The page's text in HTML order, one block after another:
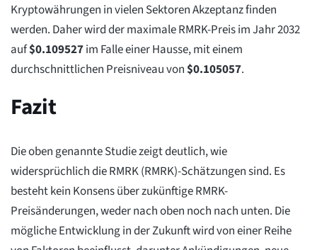
Kryptowährungen in vielen Sektoren Akzeptanz finden
werden. Daher wird der maximale RMRK-Preis im Jahr 2032
auf$0.109527im Falle einer Hausse, mit einem
durchschnittlichen Preisniveau von$0.105057.
Fazit
Die oben genannte Studie zeigt deutlich, wie
widersprüchlich die RMRK (RMRK)-Schätzungen sind. Es
besteht kein Konsens über zukünftige RMRK-
Preisänderungen, weder nach oben noch nach unten. Die
mögliche Entwicklung in der Zukunft wird von einer Reihe